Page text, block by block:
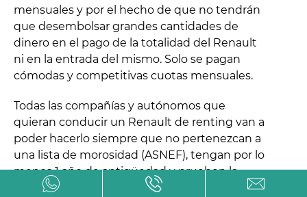
mensuales y por el hecho de que no tendrán
que desembolsar grandes cantidades de
dinero en el pago de la totalidad del Renault
ni en la entrada del mismo. Solo se pagan
cómodas y competitivas cuotas mensuales.
Todas las compañías y autónomos que
quieran conducir un Renault de renting van a
poder hacerlo siempre que no pertenezcan a
una lista de morosidad (ASNEF), tengan por lo
menos 1 año de antigüedad y prueben la
solvencia económica actual.